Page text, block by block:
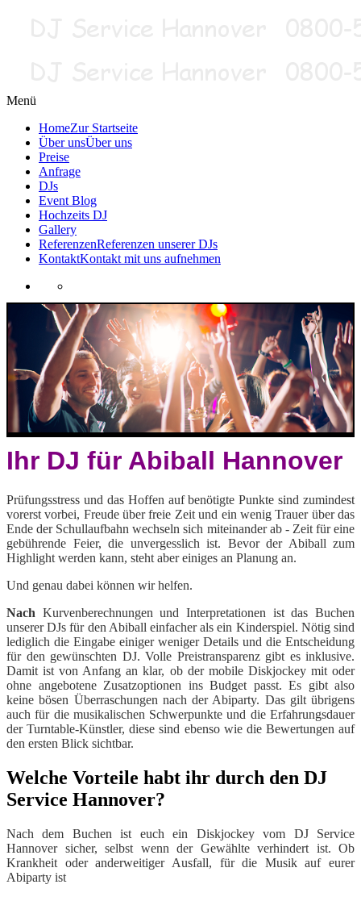
Menü
HomeZur Startseite
Über unsÜber uns
Preise
Anfrage
DJs
Event Blog
Hochzeits DJ
Gallery
ReferenzenReferenzen unserer DJs
KontaktKontakt mit uns aufnehmen
Ihr DJ für Abiball Hannover
Prüfungsstress und das Hoffen auf benötigte Punkte sind zumindest
vorerst vorbei, Freude über freie Zeit und ein wenig Trauer über das
Ende der Schullaufbahn wechseln sich miteinander ab - Zeit für eine
gebührende Feier, die unvergesslich ist. Bevor der Abiball zum
Highlight werden kann, steht aber einiges an Planung an.
Und genau dabei können wir helfen.
Nach Kurvenberechnungen und Interpretationen ist das Buchen
unserer DJs für den Abiball einfacher als ein Kinderspiel. Nötig sind
lediglich die Eingabe einiger weniger Details und die Entscheidung
für den gewünschten DJ. Volle Preistransparenz gibt es inklusive.
Damit ist von Anfang an klar, ob der mobile Diskjockey mit oder
ohne angebotene Zusatzoptionen ins Budget passt. Es gibt also
keine bösen Überraschungen nach der Abiparty. Das gilt übrigens
auch für die musikalischen Schwerpunkte und die Erfahrungsdauer
der Turntable-Künstler, diese sind ebenso wie die Bewertungen auf
den ersten Blick sichtbar.
Welche Vorteile habt ihr durch den DJ
Service Hannover?
Nach dem Buchen ist euch ein Diskjockey vom DJ Service
Hannover sicher, selbst wenn der Gewählte verhindert ist. Ob
Krankheit oder anderweitiger Ausfall, für die Musik auf eurer
Abiparty ist